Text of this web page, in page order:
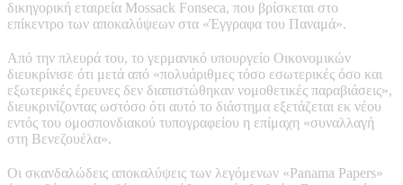
δικηγορική εταιρεία Mossack Fonseca, που βρίσκεται στο
επίκεντρο των αποκαλύψεων στα «Έγγραφα του Παναμά».
Από την πλευρά του, το γερμανικό υπουργείο Οικονομικών
διευκρίνισε ότι μετά από «πολυάριθμες τόσο εσωτερικές όσο και
εξωτερικές έρευνες δεν διαπιστώθηκαν νομοθετικές παραβιάσεις»,
διευκρινίζοντας ωστόσο ότι αυτό το διάστημα εξετάζεται εκ νέου
εντός του ομοσπονδιακού τυπογραφείου η επίμαχη «συναλλαγή
στη Βενεζουέλα».
Οι σκανδαλώδεις αποκαλύψεις των λεγόμενων «Panama Papers»